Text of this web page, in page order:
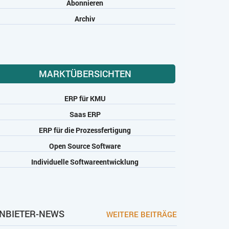
Abonnieren
Archiv
MARKTÜBERSICHTEN
ERP für KMU
Saas ERP
ERP für die Prozessfertigung
Open Source Software
Individuelle Softwareentwicklung
NEWS WEITERE BEITRÄGE